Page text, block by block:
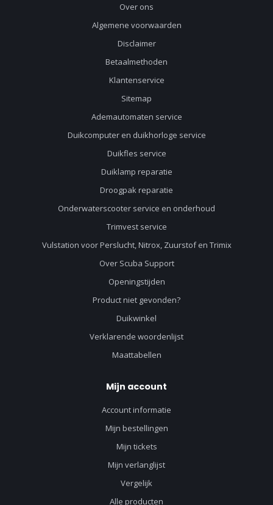
Over ons
Algemene voorwaarden
Disclaimer
Betaalmethoden
Klantenservice
Sitemap
Ademautomaten service
Duikcomputer en duikhorloge service
Duikfles service
Duiklamp reparatie
Droogpak reparatie
Onderwaterscooter service en onderhoud
Trimvest service
Vulstation voor Perslucht, Nitrox, Zuurstof en Trimix
Over Scuba Support
Openingstijden
Product niet gevonden?
Duikwinkel
Verklarende woordenlijst
Maattabellen
Mijn account
Account informatie
Mijn bestellingen
Mijn tickets
Mijn verlanglijst
Vergelijk
Alle producten